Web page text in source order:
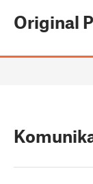
Original